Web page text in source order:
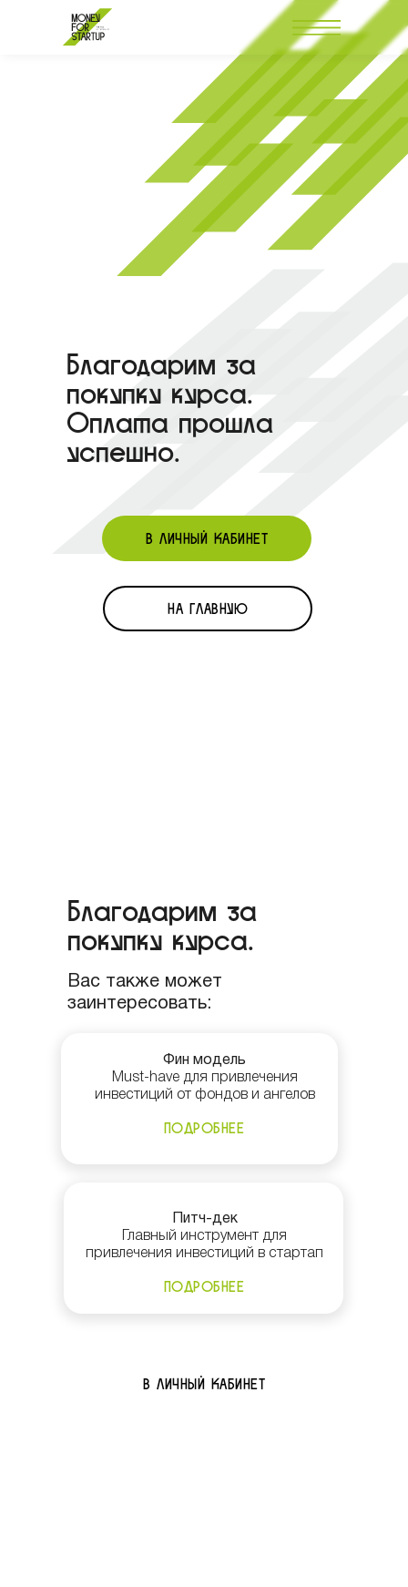
Благодарим за
покупку курса.
Оплата прошла
успешно.
В ЛИЧНЫЙ КАБИНЕТ
НА ГЛАВНУЮ
Благодарим за
покупку курса.
В ЛИЧНЫЙ КАБИНЕТ
Вас также может
заинтересовать:
Фин модель
Must-have для привлечения
инвестиций от фондов и ангелов
ПОДРОБНЕЕ
ПОДРОБНЕЕ
Питч-дек
Главный инструмент для
привлечения инвестиций в стартап